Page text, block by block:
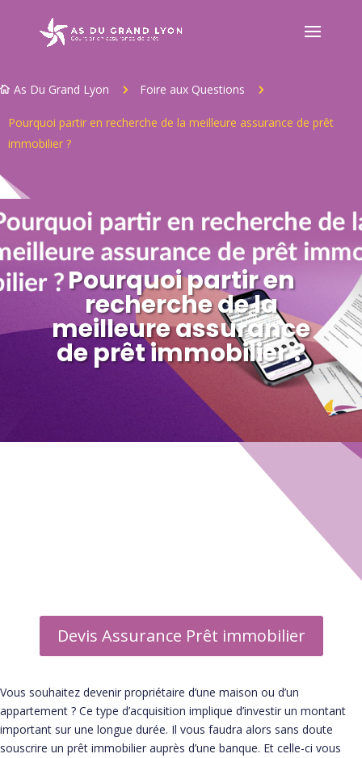
 As Du Grand Lyon 5 Foire aux Questions 5
Pourquoi partir en recherche de la meilleure assurance de prêt
immobilier ?
Pourquoi partir en
recherche de la
meilleure assurance
de prêt immobilier ?
Devis Assurance Prêt immobilier
Vous souhaitez devenir propriétaire d’une maison ou d’un
appartement ? Ce type d’acquisition implique d’investir un montant
important sur une longue durée. Il vous faudra alors sans doute
souscrire un prêt immobilier auprès d’une banque. Et celle-ci vous